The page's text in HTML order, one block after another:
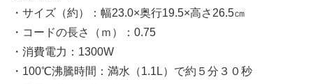
・サイズ（約）：幅23.0×奥行19.5×高さ26.5㎝
・コードの長さ（ｍ）：0.75
・消費電力：1300W
・100℃沸騰時間：満水（1.1L）で約５分３０秒